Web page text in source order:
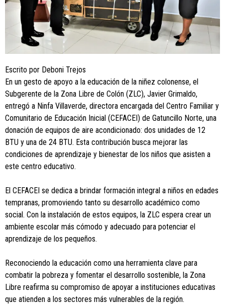
Escrito por Deboni Trejos
En un gesto de apoyo a la educación de la niñez colonense, el
Subgerente de la Zona Libre de Colón (ZLC), Javier Grimaldo,
entregó a Ninfa Villaverde, directora encargada del Centro Familiar y
Comunitario de Educación Inicial (CEFACEI) de Gatuncillo Norte, una
donación de equipos de aire acondicionado: dos unidades de 12
BTU y una de 24 BTU. Esta contribución busca mejorar las
condiciones de aprendizaje y bienestar de los niños que asisten a
este centro educativo.
El CEFACEI se dedica a brindar formación integral a niños en edades
tempranas, promoviendo tanto su desarrollo académico como
social. Con la instalación de estos equipos, la ZLC espera crear un
ambiente escolar más cómodo y adecuado para potenciar el
aprendizaje de los pequeños.
Reconociendo la educación como una herramienta clave para
combatir la pobreza y fomentar el desarrollo sostenible, la Zona
Libre reafirma su compromiso de apoyar a instituciones educativas
que atienden a los sectores más vulnerables de la región.